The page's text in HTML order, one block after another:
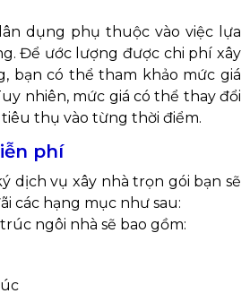
dụng phụ thuộc vào việc lựa
Để ước lượng được chi phí xây
bạn có thể tham khảo mức giá
nhiên, mức giá có thể thay đổi
thụ vào từng thời điểm.
phí
dịch vụ xây nhà trọn gói bạn sẽ
các hạng mục như sau:
ngôi nhà sẽ bao gồm: